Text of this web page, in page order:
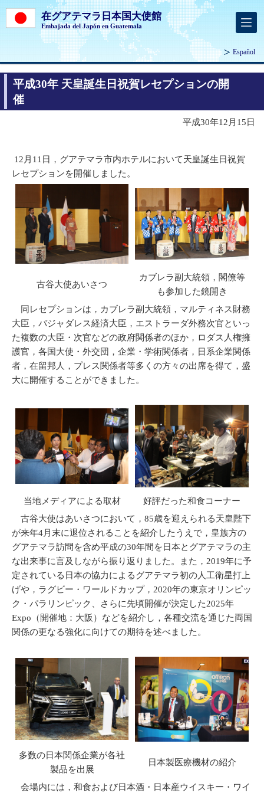
在グアテマラ日本国大使館
Embajada del Japón en Guatemala
Español
平成30年 天皇誕生日祝賀レセプションの開
催
平成30年12月15日
12月11日，グアテマラ市内ホテルにおいて天皇誕生日祝賀
レセプションを開催しました。
古谷大使あいさつ
カブレラ副大統領，閣僚等
も参加した鏡開き
同レセプションは，カブレラ副大統領，マルティネス財務
大臣，バジャダレス経済大臣，エストラーダ外務次官といっ
た複数の大臣・次官などの政府関係者のほか，ロダス人権擁
護官，各国大使・外交団，企業・学術関係者，日系企業関係
者，在留邦人，プレス関係者等多くの方々の出席を得て，盛
大に開催することができました。
当地メディアによる取材
好評だった和食コーナー
古谷大使はあいさつにおいて，85歳を迎えられる天皇陛下
が来年4月末に退位されることを紹介したうえで，皇族方の
グアテマラ訪問を含め平成の30年間を日本とグアテマラの主
な出来事に言及しながら振り返りました。また，2019年に予
定されている日本の協力によるグアテマラ初の人工衛星打上
げや，ラグビー・ワールドカップ，2020年の東京オリンピッ
ク・パラリンピック、さらに先頃開催が決定した2025年
Expo（開催地：大阪）などを紹介し，各種交流を通じた両国
関係の更なる強化に向けての期待を述べました。
多数の日本関係企業が各社
製品を出展
日本製医療機材の紹介
会場内には，和食および日本酒・日本産ウイスキー・ワイ